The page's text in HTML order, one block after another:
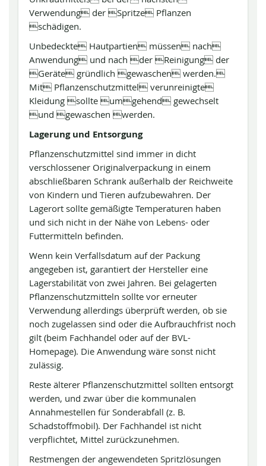
Verwendung der Spritze Pflanzen
schädigen.
Unbedeckte Hautpartien müssen nach
Anwendung und nach der Reinigung der
Geräte gründlich gewaschen werden.
Mit Pflanzenschutzmittel verunreinigte
Kleidung sollte umgehend gewechselt
und gewaschen werden.
Lagerung und Entsorgung
Pflanzenschutzmittel sind immer in dicht
verschlossener Originalverpackung in einem
abschließbaren Schrank außerhalb der Reichweite
von Kindern und Tieren aufzubewahren. Der
Lagerort sollte gemäßigte Temperaturen haben
und sich nicht in der Nähe von Lebens- oder
Futtermitteln befinden.
Wenn kein Verfallsdatum auf der Packung
angegeben ist, garantiert der Hersteller eine
Lagerstabilität von zwei Jahren. Bei gelagerten
Pflanzenschutzmitteln sollte vor erneuter
Verwendung allerdings überprüft werden, ob sie
noch zugelassen sind oder die Aufbrauchfrist noch
gilt (beim Fachhandel oder auf der BVL-
Homepage). Die Anwendung wäre sonst nicht
zulässig.
Reste älterer Pflanzenschutzmittel sollten entsorgt
werden, und zwar über die kommunalen
Annahmestellen für Sonderabfall (z. B.
Schadstoffmobil). Der Fachhandel ist nicht
verpflichtet, Mittel zurückzunehmen.
Restmengen der angewendeten Spritzlösungen